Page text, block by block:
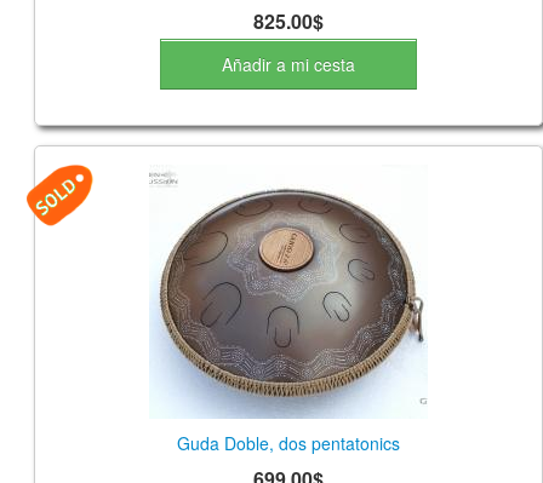
825.00$
Añadir a mi cesta
Guda Doble, dos pentatonics